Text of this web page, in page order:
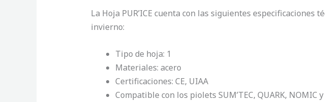
La Hoja PUR’ICE cuenta con las siguientes
invierno:
Tipo de hoja: 1
Materiales: acero
Certificaciones: CE, UIAA
Compatible con los piolets SUM’TEC, QUARK, NOMIC y